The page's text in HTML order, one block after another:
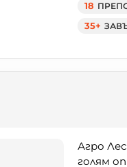
18
35+
Агро
голям